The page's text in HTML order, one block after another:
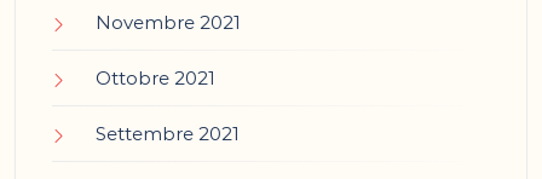
Novembre 2021
Ottobre 2021
Settembre 2021